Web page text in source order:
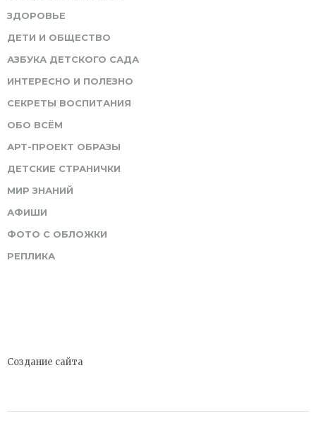
ЗДОРОВЬЕ
ДЕТИ И ОБЩЕСТВО
АЗБУКА ДЕТСКОГО САДА
ИНТЕРЕСНО И ПОЛЕЗНО
СЕКРЕТЫ ВОСПИТАНИЯ
ОБО ВСЁМ
АРТ-ПРОЕКТ ОБРАЗЫ
ДЕТСКИЕ СТРАНИЧКИ
МИР ЗНАНИЙ
АФИШИ
ФОТО С ОБЛОЖКИ
РЕПЛИКА
Создание сайта